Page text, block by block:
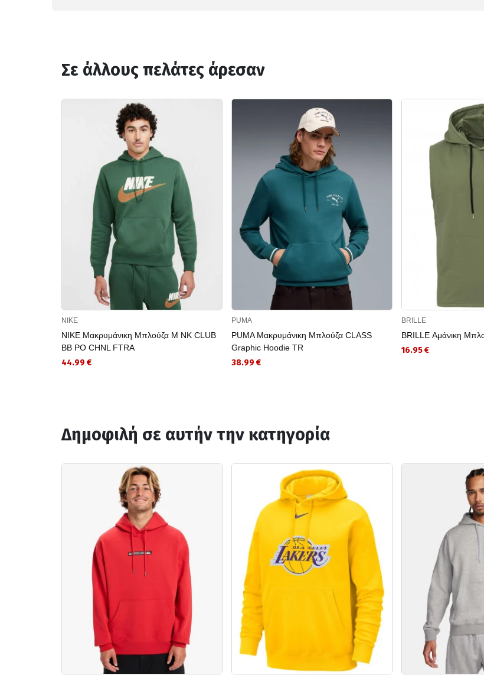
Σε άλλους πελάτες άρεσαν
NIKE
NIKE Μακρυμάνικη Μπλούζα M NK CLUB
BB PO CHNL FTRA
44.99 €
PUMA
PUMA Μακρυμάνικη Μπλούζα CLASS
Graphic Hoodie TR
38.99 €
BRILLE
BRILLE Αμάνικη
16.95 €
Δημοφιλή σε αυτήν την κατηγορία